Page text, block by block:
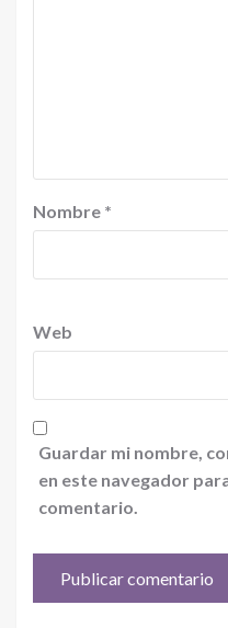
Nombre *
Web
Guardar mi nombre,
en este navegador
comentario.